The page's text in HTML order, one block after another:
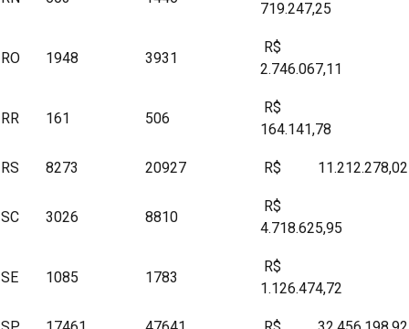
719.247,25
RO 1948 3931
R$
2.746.067,11
RR 161 506
R$
164.141,78
RS 8273 20927 R$ 11.212.278,02
SC 3026 8810
R$
4.718.625,95
SE 1085 1783
R$
1.126.474,72